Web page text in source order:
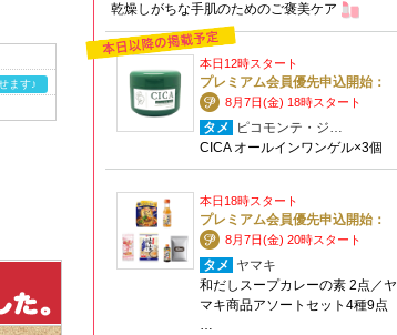
ます♪
乾燥しがちな手肌のためのご褒美ケア
本日12時スタート
プレミアム会員優先申込開始：
8月7日(金) 18時スタート
タメ
ピコモンテ・ジ…
CICA オールインワンゲル×3個
本日18時スタート
プレミアム会員優先申込開始：
8月7日(金) 20時スタート
タメ ヤマキ
和だしスープカレーの素 2点／ヤ
マキ商品アソートセット4種9点
…